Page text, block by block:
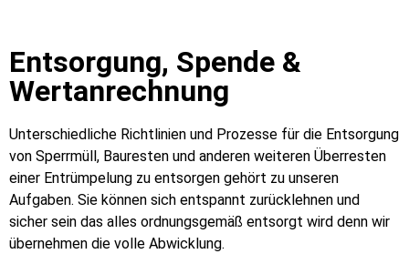
Entsorgung, Spende &
Wertanrechnung
Unterschiedliche Richtlinien und Prozesse für die Entsorgung
von Sperrmüll, Bauresten und anderen weiteren Überresten
einer Entrümpelung zu entsorgen gehört zu unseren
Aufgaben. Sie können sich entspannt zurücklehnen und
sicher sein das alles ordnungsgemäß entsorgt wird denn wir
übernehmen die volle Abwicklung.